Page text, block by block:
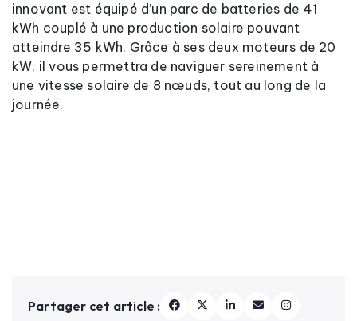
innovant est équipé d’un parc de batteries de 41
kWh couplé à une production solaire pouvant
atteindre 35 kWh. Grâce à ses deux moteurs de 20
kW, il vous permettra de naviguer sereinement à
une vitesse solaire de 8 nœuds, tout au long de la
journée.
Partager cet article :